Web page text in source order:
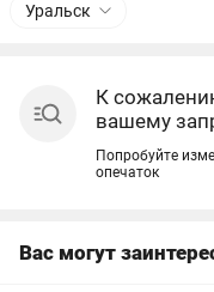
Уральск
К
вашему
Попробуйте
опечаток
Вас могут